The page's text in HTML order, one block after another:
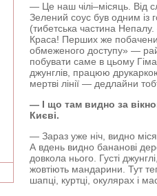
— Це наш чілі–місяць. Від
Зелений соус був одним із
(тибетська частина
Краса! Перших же
обмеженого доступу» — рай
побувати саме в цьому
джунглів, працюю
мертві лінії — дедлайни
— І що там видно за
Києві.
— Зараз уже ніч, видно
А вдень видно бананові
довкола нього. Густі
жовтіють мандарини. Тут
шапці, куртці, окулярах і